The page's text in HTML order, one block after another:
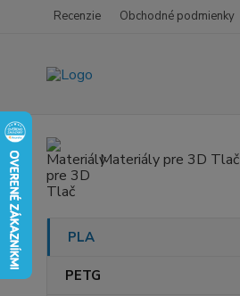
Recenzie Obchodné podmienky
Materiály pre 3D Tlač
PLA
PETG